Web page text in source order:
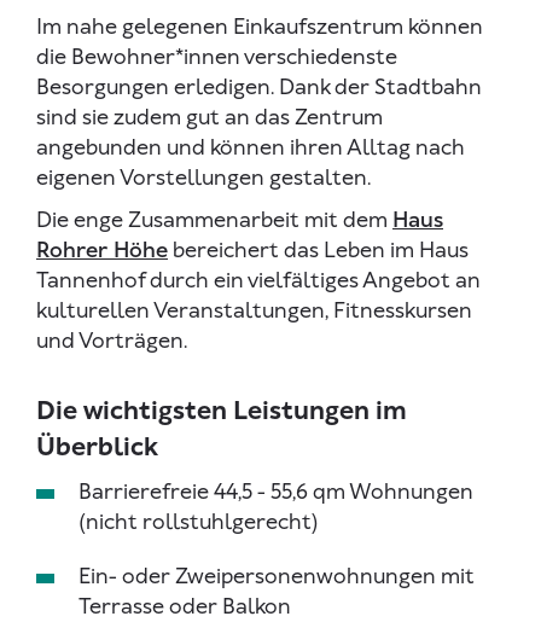
Im nahe gelegenen Einkaufszentrum können
die Bewohner*innen verschiedenste
Besorgungen erledigen. Dank der Stadtbahn
sind sie zudem gut an das Zentrum
angebunden und können ihren Alltag nach
eigenen Vorstellungen gestalten.
Die enge Zusammenarbeit mit dem Haus
Rohrer Höhe bereichert das Leben im Haus
Tannenhof durch ein vielfältiges Angebot an
kulturellen Veranstaltungen, Fitnesskursen
und Vorträgen.
Die wichtigsten Leistungen im
Überblick
Barrierefreie 44,5 - 55,6 qm Wohnungen
(nicht rollstuhlgerecht)
Ein- oder Zweipersonenwohnungen mit
Terrasse oder Balkon